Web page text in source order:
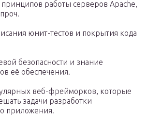
работы серверов Apache,
юнит-тестов и покрытия кода
безопасности и знание
её обеспечения.
веб-фрейморков, которые
задачи разработки
приложения.